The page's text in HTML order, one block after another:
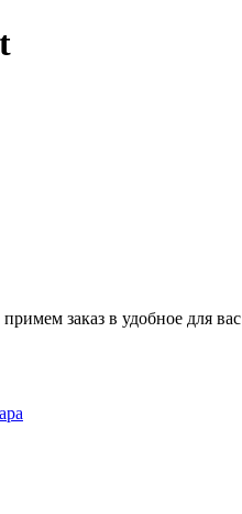
заказ в удобное для